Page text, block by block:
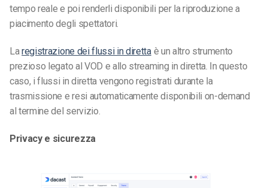
tempo reale e poi renderli disponibili per la riproduzione a
piacimento degli spettatori.
Laregistrazione dei flussi in direttaè un altro strumento
prezioso legato al VOD e allo streaming in diretta. In questo
caso, i flussi in diretta vengono registrati durante la
trasmissione e resi automaticamente disponibili on-demand
al termine del servizio.
Privacy e sicurezza